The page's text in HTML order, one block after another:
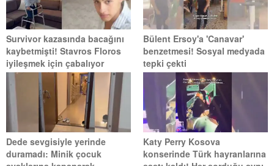
Survivor kazasında bacağını
kaybetmişti! Stavros Floros
iyileşmek için çabalıyor
Bülent Ersoy'a 'Canavar'
benzetmesi! Sosyal medyada
tepki çekti
Dede sevgisiyle yerinde
duramadı: Minik çocuk
Katy Perry Kosova
konserinde Türk hayranlarına